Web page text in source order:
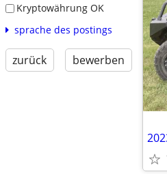
Kryptowährung OK
sprache des postings
zurück bewerben